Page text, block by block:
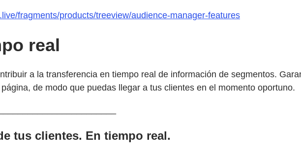
fragments/products/treeview/audience-manager-features
real
a la transferencia en tiempo real de información de segmentos.
de modo que puedas llegar a tus clientes en el momento oportuno.
tus clientes. En tiempo real.